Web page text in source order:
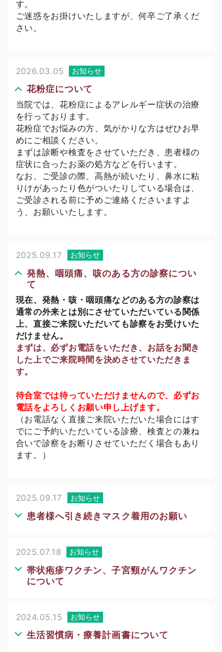
す。
ご迷惑をお掛けいたしますが、何卒ご了承くだ
さい。
花粉症について
2026.03.05 お知らせ
当院では、花粉症によるアレルギー症状の治療
を行っております。
花粉症でお悩みの方、気がかりな方はぜひお早
めにご相談ください。
まずは診断や検査をさせていただき、患者様の
症状に合ったお薬の処方などを行います。
なお、ご受診の際、高熱が続いたり、鼻水に粘
りけがあったり色がついたりしている場合は、
ご受診される前に予めご連絡くださいますよ
う、お願いいたします。
発熱、咽頭痛、咳のある方の診察につい
て
2025.09.17 お知らせ
現在、発熱・咳・咽頭痛などのある方の診察は
通常の外来とは別にさせていただいている関係
上、直接ご来院いただいても診察をお受けいた
だけません。
まずは、必ずお電話をいただき、お話をお聞き
した上でご来院時間を決めさせていただきま
す。
待合室では待っていただけませんので、必ずお
電話をよろしくお願い申し上げます。
（お電話なく直接ご来院いただいた場合にはす
でにご予約いただいている診療、検査との兼ね
合いで診察をお断りさせていただく場合もあり
ます。）
患者様へ引き続きマスク着用のお願い
2025.09.17 お知らせ
帯状疱疹ワクチン、子宮頸がんワクチン
について
2025.07.18 お知らせ
生活習慣病・療養計画書について
2024.05.15 お知らせ